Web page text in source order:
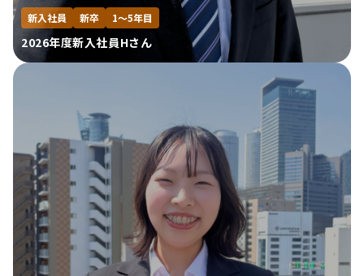
新入社員 新卒 1～5年目
2026年度新入社員Hさん